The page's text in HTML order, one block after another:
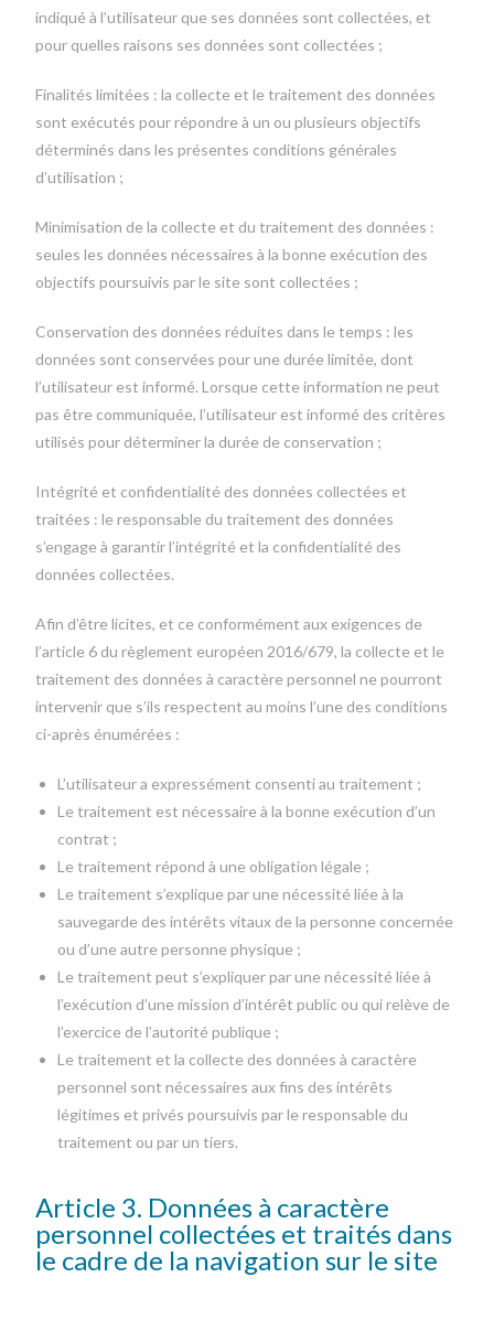
indiqué à l’utilisateur que ses données sont collectées, et
pour quelles raisons ses données sont collectées ;
Finalités limitées : la collecte et le traitement des données
sont exécutés pour répondre à un ou plusieurs objectifs
déterminés dans les présentes conditions générales
d’utilisation ;
Minimisation de la collecte et du traitement des données :
seules les données nécessaires à la bonne exécution des
objectifs poursuivis par le site sont collectées ;
Conservation des données réduites dans le temps : les
données sont conservées pour une durée limitée, dont
l’utilisateur est informé. Lorsque cette information ne peut
pas être communiquée, l’utilisateur est informé des critères
utilisés pour déterminer la durée de conservation ;
Intégrité et confidentialité des données collectées et
traitées : le responsable du traitement des données
s’engage à garantir l’intégrité et la confidentialité des
données collectées.
Afin d’être licites, et ce conformément aux exigences de
l’article 6 du règlement européen 2016/679, la collecte et le
traitement des données à caractère personnel ne pourront
intervenir que s’ils respectent au moins l’une des conditions
ci-après énumérées :
L’utilisateur a expressément consenti au traitement ;
Le traitement est nécessaire à la bonne exécution d’un
contrat ;
Le traitement répond à une obligation légale ;
Le traitement s’explique par une nécessité liée à la
sauvegarde des intérêts vitaux de la personne concernée
ou d’une autre personne physique ;
Le traitement peut s’expliquer par une nécessité liée à
l’exécution d’une mission d’intérêt public ou qui relève de
l’exercice de l’autorité publique ;
Le traitement et la collecte des données à caractère
personnel sont nécessaires aux fins des intérêts
légitimes et privés poursuivis par le responsable du
traitement ou par un tiers.
Article 3. Données à caractère
personnel collectées et traités dans
le cadre de la navigation sur le site